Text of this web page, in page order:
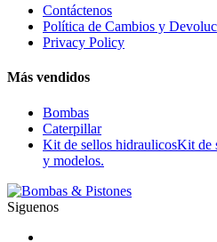
Contáctenos
Política de Cambios y
Privacy Policy
Más vendidos
Bombas
Caterpillar
Kit de sellos hidraulicosKit de
y modelos.
Siguenos